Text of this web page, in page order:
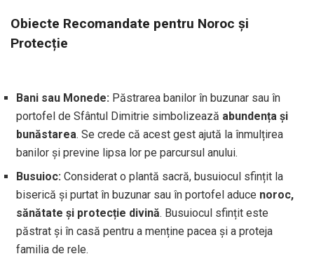
Obiecte Recomandate pentru Noroc și
Protecție
Bani sau Monede: Păstrarea banilor în buzunar sau în
portofel de Sfântul Dimitrie simbolizează abundența și
bunăstarea. Se crede că acest gest ajută la înmulțirea
banilor și previne lipsa lor pe parcursul anului.
Busuioc: Considerat o plantă sacră, busuiocul sfințit la
biserică și purtat în buzunar sau în portofel aduce noroc,
sănătate și protecție divină. Busuiocul sfințit este
păstrat și în casă pentru a menține pacea și a proteja
familia de rele.